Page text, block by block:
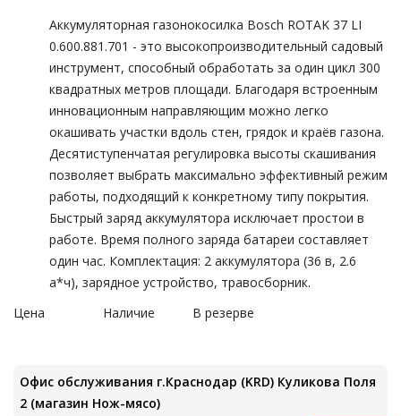
Аккумуляторная газонокосилка Bosch ROTAK 37 LI
0.600.881.701 - это высокопроизводительный садовый
инструмент, способный обработать за один цикл 300
квадратных метров площади. Благодаря встроенным
инновационным направляющим можно легко
окашивать участки вдоль стен, грядок и краёв газона.
Десятиступенчатая регулировка высоты скашивания
позволяет выбрать максимально эффективный режим
работы, подходящий к конкретному типу покрытия.
Быстрый заряд аккумулятора исключает простои в
работе. Время полного заряда батареи составляет
один час. Комплектация: 2 аккумулятора (36 в, 2.6
а*ч), зарядное устройство, травосборник.
Цена
Наличие В резерве
Офис обслуживания г.Краснодар (KRD) Куликова Поля
2 (магазин Нож-мясо)